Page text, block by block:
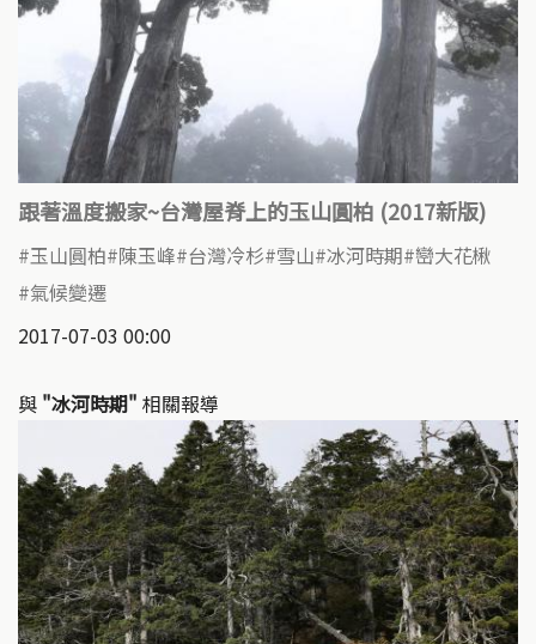
跟著溫度搬家~台灣屋脊上的玉山圓柏 (2017新版)
玉山圓柏 陳玉峰 台灣冷杉 雪山 冰河時期 巒大花楸
氣候變遷
2017-07-03 00:00
與 "冰河時期" 相關報導